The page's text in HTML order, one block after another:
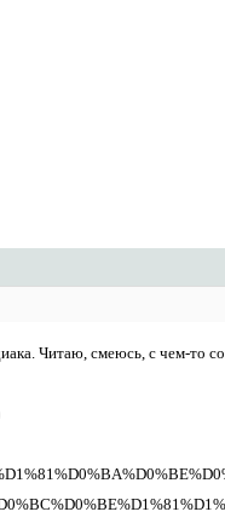
Читаю, смеюсь, с чем-то